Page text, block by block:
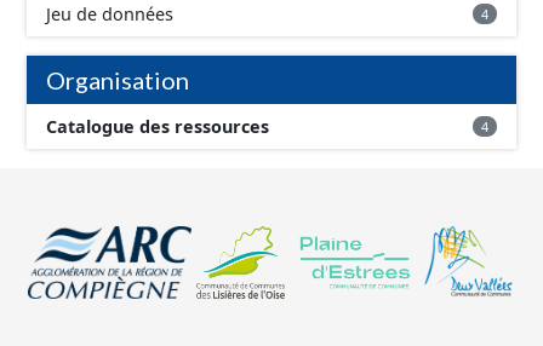
Jeu de données 4
Organisation
Catalogue des ressources 4